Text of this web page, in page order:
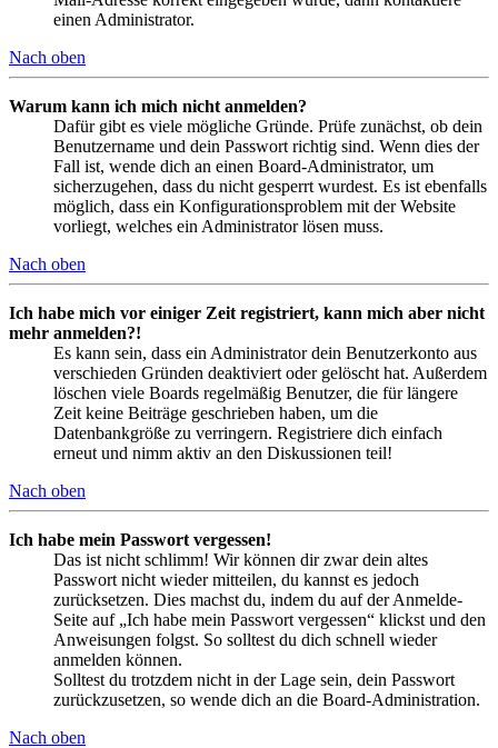
einen Administrator.
Nach oben
Warum kann ich mich nicht anmelden?
Dafür gibt es viele mögliche Gründe. Prüfe zunächst, ob dein
Benutzername und dein Passwort richtig sind. Wenn dies der
Fall ist, wende dich an einen Board-Administrator, um
sicherzugehen, dass du nicht gesperrt wurdest. Es ist ebenfalls
möglich, dass ein Konfigurationsproblem mit der Website
vorliegt, welches ein Administrator lösen muss.
Nach oben
Ich habe mich vor einiger Zeit registriert, kann mich aber nicht
mehr anmelden?!
Es kann sein, dass ein Administrator dein Benutzerkonto aus
verschieden Gründen deaktiviert oder gelöscht hat. Außerdem
löschen viele Boards regelmäßig Benutzer, die für längere
Zeit keine Beiträge geschrieben haben, um die
Datenbankgröße zu verringern. Registriere dich einfach
erneut und nimm aktiv an den Diskussionen teil!
Nach oben
Ich habe mein Passwort vergessen!
Das ist nicht schlimm! Wir können dir zwar dein altes
Passwort nicht wieder mitteilen, du kannst es jedoch
zurücksetzen. Dies machst du, indem du auf der Anmelde-
Seite auf „Ich habe mein Passwort vergessen“ klickst und den
Anweisungen folgst. So solltest du dich schnell wieder
anmelden können.
Solltest du trotzdem nicht in der Lage sein, dein Passwort
zurückzusetzen, so wende dich an die Board-Administration.
Nach oben